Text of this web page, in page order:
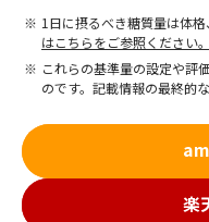
1日に摂るべき糖質量は体格
はこちらをご参照ください。
これらの基準量の設定や評
のです。記載情報の最終的
楽